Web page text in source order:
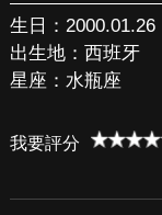
生日：2000.01.26
出生地：西班牙
星座：水瓶座
我要評分